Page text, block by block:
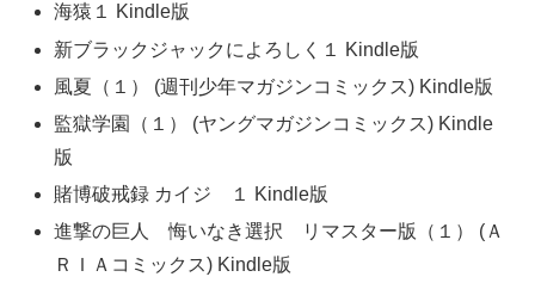
海猿１ Kindle版
新ブラックジャックによろしく１ Kindle版
風夏（１） (週刊少年マガジンコミックス) Kindle版
監獄学園（１） (ヤングマガジンコミックス) Kindle
版
賭博破戒録 カイジ １ Kindle版
進撃の巨人 悔いなき選択 リマスター版（１） (Ａ
ＲＩＡコミックス) Kindle版